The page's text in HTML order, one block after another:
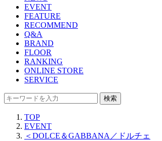
EVENT
FEATURE
RECOMMEND
Q&A
BRAND
FLOOR
RANKING
ONLINE STORE
SERVICE
検索
TOP
EVENT
＜DOLCE＆GABBANA／ドルチェ